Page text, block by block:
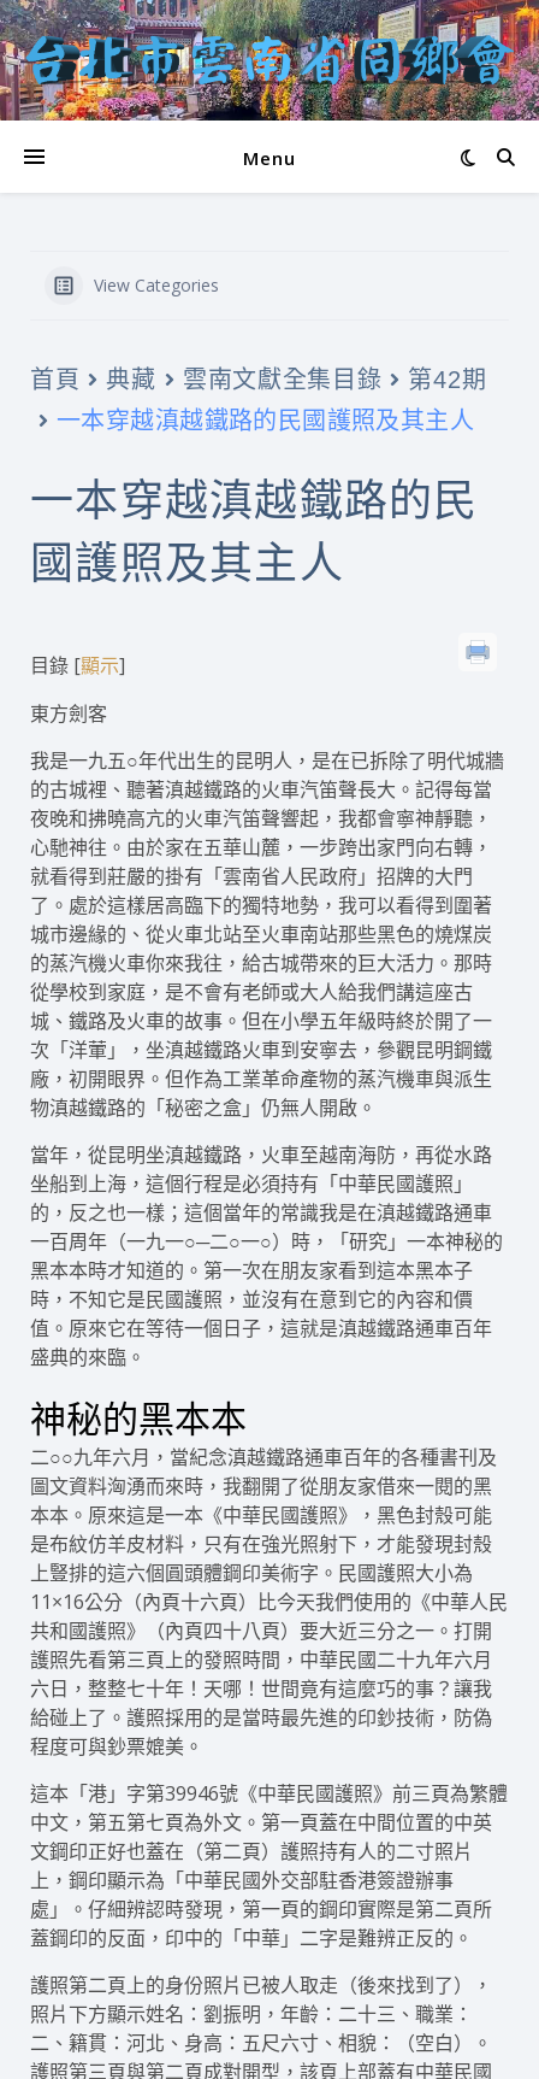
Menu
View Categories
首頁 典藏 雲南文獻全集目錄 第42期
一本穿越滇越鐵路的民國護照及其主人
一本穿越滇越鐵路的民
國護照及其主人
目錄 [顯示]
東方劍客
我是一九五○年代出生的昆明人，是在已拆除了明代城牆
的古城裡、聽著滇越鐵路的火車汽笛聲長大。記得每當
夜晚和拂曉高亢的火車汽笛聲響起，我都會寧神靜聽，
心馳神往。由於家在五華山麓，一步跨出家門向右轉，
就看得到莊嚴的掛有「雲南省人民政府」招牌的大門
了。處於這樣居高臨下的獨特地勢，我可以看得到圍著
城市邊緣的、從火車北站至火車南站那些黑色的燒煤炭
的蒸汽機火車你來我往，給古城帶來的巨大活力。那時
從學校到家庭，是不會有老師或大人給我們講這座古
城、鐵路及火車的故事。但在小學五年級時終於開了一
次「洋葷」，坐滇越鐵路火車到安寧去，參觀昆明鋼鐵
廠，初開眼界。但作為工業革命產物的蒸汽機車與派生
物滇越鐵路的「秘密之盒」仍無人開啟。
當年，從昆明坐滇越鐵路，火車至越南海防，再從水路
坐船到上海，這個行程是必須持有「中華民國護照」
的，反之也一樣；這個當年的常識我是在滇越鐵路通車
一百周年（一九一○─二○一○）時，「研究」一本神秘的
黑本本時才知道的。第一次在朋友家看到這本黑本子
時，不知它是民國護照，並沒有在意到它的內容和價
值。原來它在等待一個日子，這就是滇越鐵路通車百年
盛典的來臨。
神秘的黑本本
二○○九年六月，當紀念滇越鐵路通車百年的各種書刊及
圖文資料洶湧而來時，我翻開了從朋友家借來一閱的黑
本本。原來這是一本《中華民國護照》，黑色封殼可能
是布紋仿羊皮材料，只有在強光照射下，才能發現封殼
上豎排的這六個圓頭體鋼印美術字。民國護照大小為
11×16公分（內頁十六頁）比今天我們使用的《中華人民
共和國護照》（內頁四十八頁）要大近三分之一。打開
護照先看第三頁上的發照時間，中華民國二十九年六月
六日，整整七十年！天哪！世間竟有這麼巧的事？讓我
給碰上了。護照採用的是當時最先進的印鈔技術，防偽
程度可與鈔票媲美。
這本「港」字第39946號《中華民國護照》前三頁為繁體
中文，第五第七頁為外文。第一頁蓋在中間位置的中英
文鋼印正好也蓋在（第二頁）護照持有人的二寸照片
上，鋼印顯示為「中華民國外交部駐香港簽證辦事
處」。仔細辨認時發現，第一頁的鋼印實際是第二頁所
蓋鋼印的反面，印中的「中華」二字是難辨正反的。
護照第二頁上的身份照片已被人取走（後來找到了），
照片下方顯示姓名：劉振明，年齡：二十三、職業：
二、籍貫：河北、身高：五尺六寸、相貌：（空白）。
護照第三頁與第二頁成對開型，該頁上部蓋有中華民國